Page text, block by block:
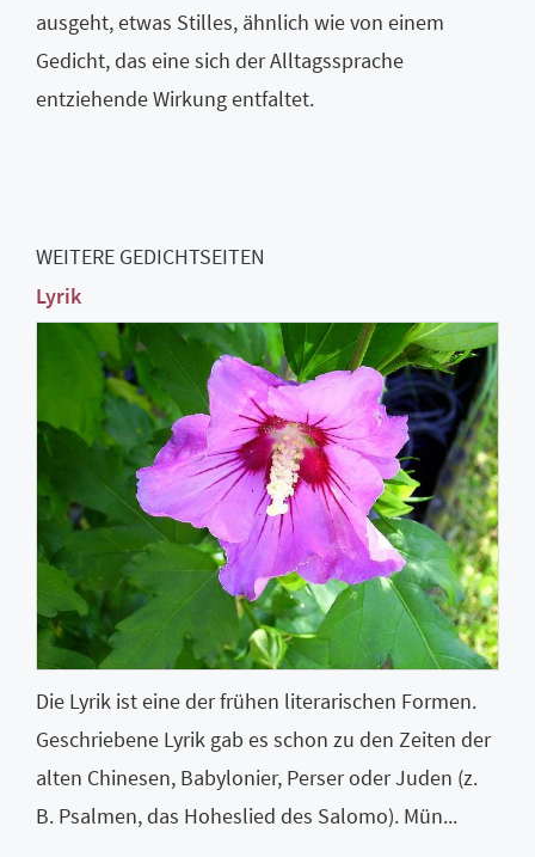
ausgeht, etwas Stilles, ähnlich wie von einem
Gedicht, das eine sich der Alltagssprache
entziehende Wirkung entfaltet.
WEITERE GEDICHTSEITEN
Lyrik
Die Lyrik ist eine der frühen literarischen Formen.
Geschriebene Lyrik gab es schon zu den Zeiten der
alten Chinesen, Babylonier, Perser oder Juden (z.
B. Psalmen, das Hoheslied des Salomo). Mün...